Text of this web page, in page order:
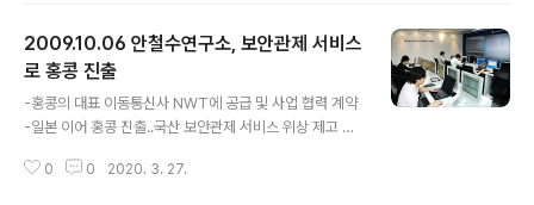
앱스토어 내 소셜네트워크게임(보충자료참고) 사업에 양사
가 공동 보조를 맞추기로 했다고 밝혔다. 이번 양사간 서비
스 제휴는 안철수연구소의 사내 벤처인 고슴도치플러스가
개발한 싸이월드용 소셜네트워크게임(보충자료참고)을 위
게임들의 광고 영역을 사용하는 것을 주요 골자로 하고 있
2009.10.06 안철수연구소, 보안관제 서비스
로 홍콩 진출
-홍콩의 대표 이동통신사 NWT에 공급 및 사업 협력 계약
-일본 이어 홍콩 진출..국산 보안관제 서비스 위상 제고 우
출 모델을 만들어가고 있어 주목됩니다. 글로벌 통합보안
0 0 2020. 3. 27.